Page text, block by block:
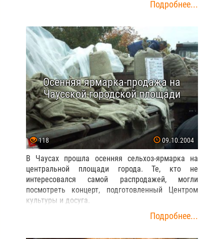
Подробнее...
Осенняя ярмарка-продажа на
Чаусской городской площади
118 09.10.2004
В Чаусах прошла осенняя сельхоз-ярмарка на
центральной площади города. Те, кто не
интересовался самой распродажей, могли
посмотреть концерт, подготовленный Центром
культуры и досуга.
Подробнее...